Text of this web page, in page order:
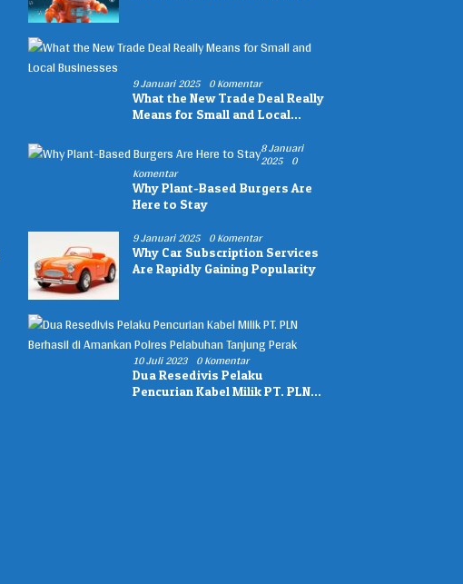
9 Januari 2025 0 Komentar
What the New Trade Deal Really
Means for Small and Local
8 Januari
2025 0
Komentar
Why Plant-Based Burgers Are
Here to Stay
9 Januari 2025 0 Komentar
Why Car Subscription Services
Are Rapidly Gaining Popularity
10 Juli 2023 0 Komentar
Dua Resedivis Pelaku
Pencurian Kabel Milik PT. PLN